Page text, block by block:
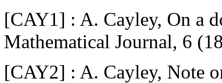
[CAY1] : A. Cayley, On a
Mathematical Journal, 6
[CAY2] : A. Cayley, Note